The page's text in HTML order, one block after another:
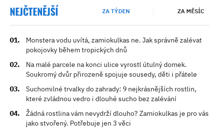
NEJČTENĚJŠÍ ZA TÝDEN ZA MĚSÍC
Monstera vodu uvítá, zamiokulkas ne. Jak správně zalévat
pokojovky během tropických dnů
Na malé parcele na konci ulice vyrostl útulný domek.
Soukromý dvůr přirozeně spojuje sousedy, děti i přátele
Suchomilné trvalky do zahrady: 9 nejkrásnějších rostlin,
které zvládnou vedro i dlouhé sucho bez zalévání
Žádná rostlina vám nevydrží dlouho? Zamiokulkas je pro vás
jako stvořený. Potřebuje jen 3 věci